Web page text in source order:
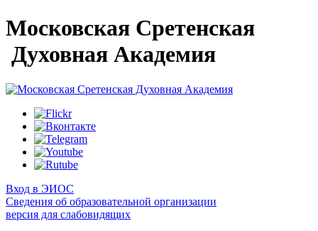
Московская Сретенская
Духовная Академия
Вход в ЭИОС
Сведения об образовательной организации
версия для слабовидящих